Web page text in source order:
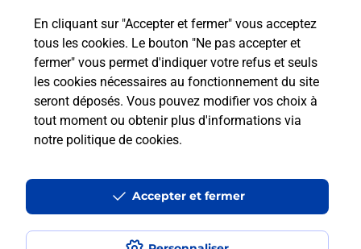
En cliquant sur "Accepter et fermer" vous acceptez
tous les cookies. Le bouton "Ne pas accepter et
fermer" vous permet d'indiquer votre refus et seuls
les cookies nécessaires au fonctionnement du site
seront déposés. Vous pouvez modifier vos choix à
tout moment ou obtenir plus d'informations via
notre politique de cookies.
Accepter et fermer
NICE
NICE L ARIANE
Accessibilité : partiellement conforme
Conditions contractuelles